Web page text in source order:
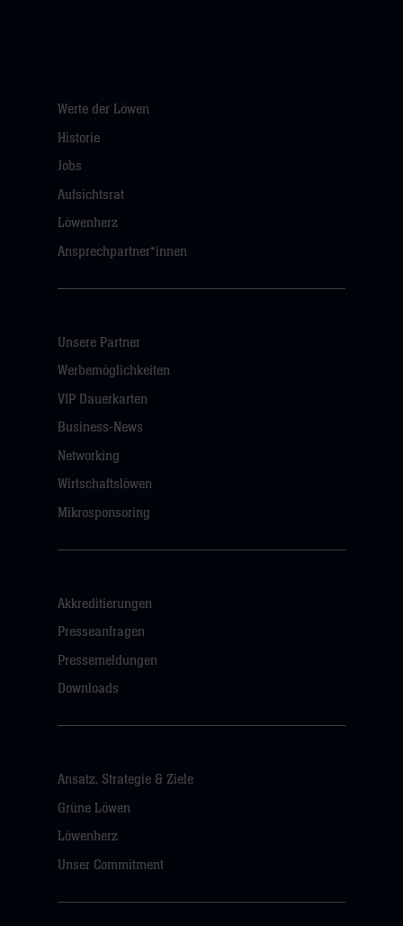
Werte der Löwen
Historie
Jobs
Aufsichtsrat
Löwenherz
Ansprechpartner*innen
Unsere Partner
Werbemöglichkeiten
VIP Dauerkarten
Business-News
Networking
Wirtschaftslöwen
Mikrosponsoring
Akkreditierungen
Presseanfragen
Pressemeldungen
Downloads
Ansatz, Strategie & Ziele
Grüne Löwen
Löwenherz
Unser Commitment